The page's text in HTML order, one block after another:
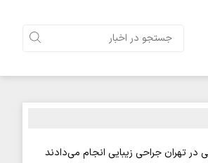
در تهران جراحی زیبایی انجام می‌دادند